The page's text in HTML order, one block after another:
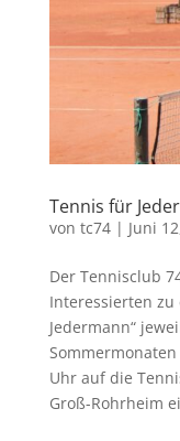
Tennis für
von tc74| Juni
Der Tennisclub
Interessierten
Jedermann“
Uhr auf die
Groß-Rohrheim